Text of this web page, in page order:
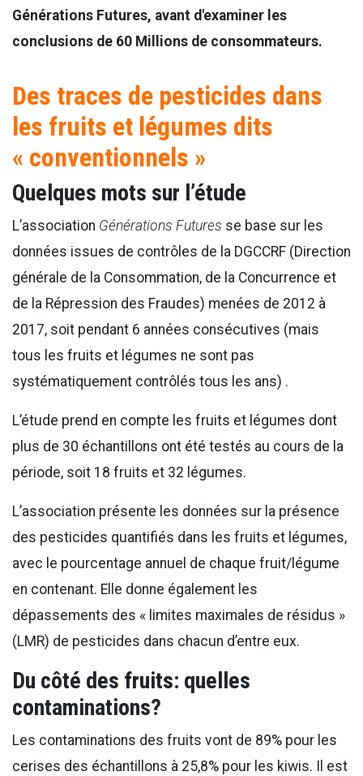
Générations Futures, avant d'examiner les
conclusions de 60 Millions de consommateurs.
Des traces de pesticides dans
les fruits et légumes dits
« conventionnels »
Quelques mots sur l’étude
L’association Générations Futures se base sur les
données issues de contrôles de la DGCCRF (Direction
générale de la Consommation, de la Concurrence et
de la Répression des Fraudes) menées de 2012 à
2017, soit pendant 6 années consécutives (mais
tous les fruits et légumes ne sont pas
systématiquement contrôlés tous les ans) .
L’étude prend en compte les fruits et légumes dont
plus de 30 échantillons ont été testés au cours de la
période, soit 18 fruits et 32 légumes.
L’association présente les données sur la présence
des pesticides quantifiés dans les fruits et légumes,
avec le pourcentage annuel de chaque fruit/légume
en contenant. Elle donne également les
dépassements des « limites maximales de résidus »
(LMR) de pesticides dans chacun d’entre eux.
Du côté des fruits: quelles
contaminations?
Les contaminations des fruits vont de 89% pour les
cerises des échantillons à 25,8% pour les kiwis. Il est